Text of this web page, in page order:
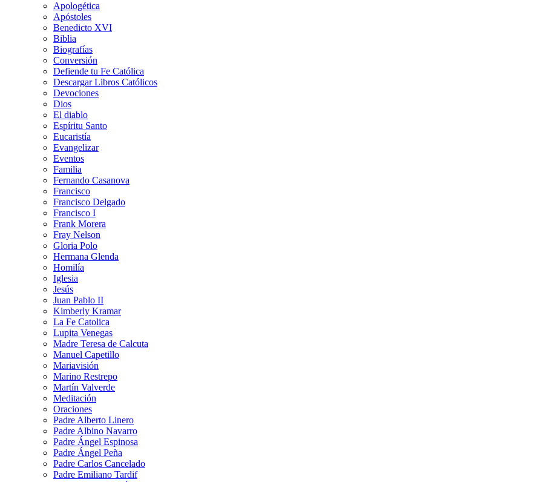
Apologética
Apóstoles
Benedicto XVI
Biblia
Biografías
Conversión
Defiende tu Fe Católica
Descargar Libros Católicos
Devociones
Dios
El diablo
Espíritu Santo
Eucaristía
Evangelizar
Eventos
Familia
Fernando Casanova
Francisco
Francisco Delgado
Francisco I
Frank Morera
Fray Nelson
Gloria Polo
Hermana Glenda
Homilía
Iglesia
Jesús
Juan Pablo II
Kimberly Kramar
La Fe Catolica
Lupita Venegas
Madre Teresa de Calcuta
Manuel Capetillo
Mariavisión
Marino Restrepo
Martín Valverde
Meditación
Oraciones
Padre Alberto Linero
Padre Albino Navarro
Padre Ángel Espinosa
Padre Ángel Peña
Padre Carlos Cancelado
Padre Emiliano Tardif